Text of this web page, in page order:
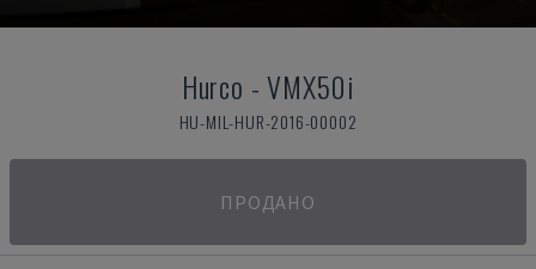
Hurco -VMX50i
HU-MIL-HUR-2016-00002
ПРОДАНО